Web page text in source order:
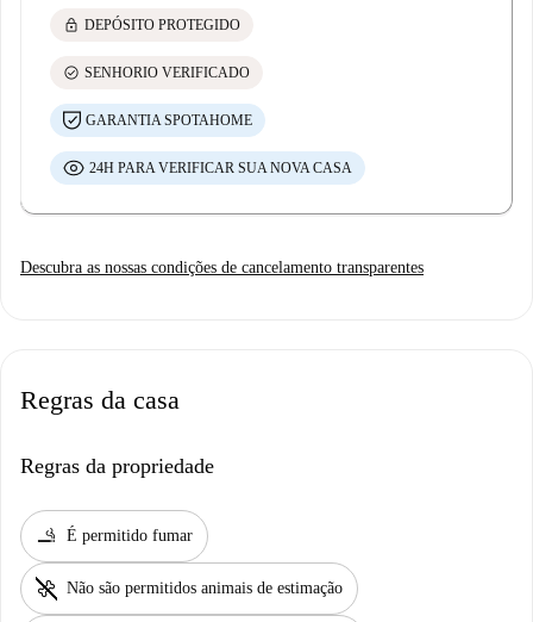
lock DEPÓSITO PROTEGIDO
check_circle SENHORIO VERIFICADO
GARANTIA SPOTAHOME
24H PARA VERIFICAR SUA NOVA CASA
Descubra as nossas condições de cancelamento transparentes
Regras da casa
Regras da propriedade
smoking_rooms É permitido fumar
pet_supplies Não são permitidos animais de estimação